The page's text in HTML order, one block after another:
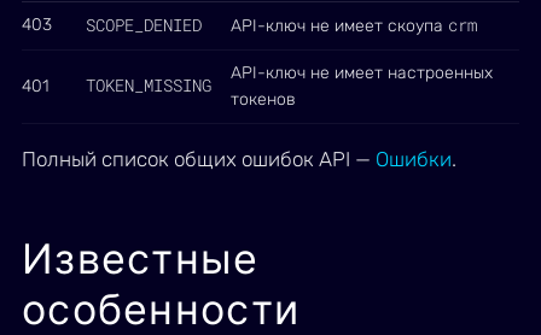
403 SCOPE_DENIED API-ключ не имеет скоупа crm
401 TOKEN_MISSING
API-ключ не имеет настроенных
токенов
Полный список общих ошибок API — Ошибки.
Известные
особенности